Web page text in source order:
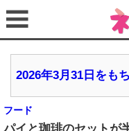
2026年3月31日をも
フード